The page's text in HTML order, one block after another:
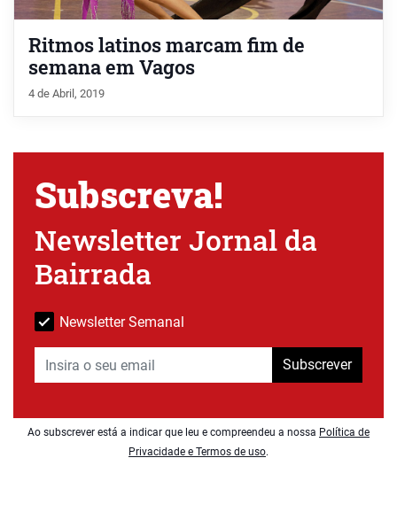
Ritmos latinos marcam fim de
semana em Vagos
4 de Abril, 2019
Subscreva!
Newsletter Jornal da
Bairrada
Newsletter Semanal
Subscrever
Ao subscrever está a indicar que leu e compreendeu a nossa Política de
Privacidade e Termos de uso.